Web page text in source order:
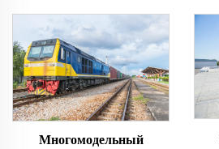
Многомодельный